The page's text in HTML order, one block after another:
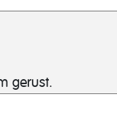
gerust.